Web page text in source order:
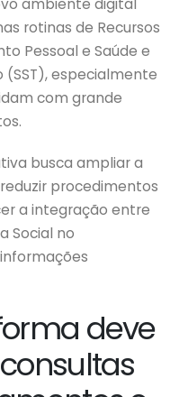
ambiente digital
rotinas de Recursos
Pessoal e Saúde e
(SST), especialmente
com grande
busca ampliar a
procedimentos
a integração entre
Social no
deve